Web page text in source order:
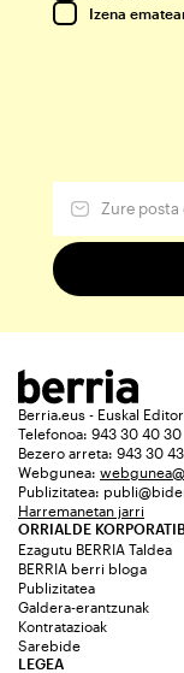
Izena
Berria.eus - Euskal
Telefonoa: 943 30 40 30
Bezero arreta: 943 30
Webgunea:
Publizitatea:
Harremanetan jarri
ORRIALDE
Ezagutu BERRIA Taldea
BERRIA berri bloga
Publizitatea
Galdera-erantzunak
Kontratazioak
Sarebide
LEGEA